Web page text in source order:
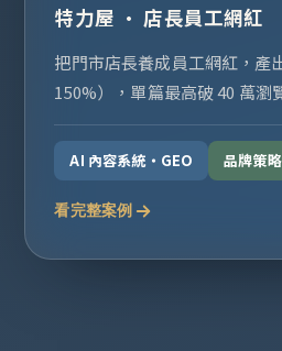
特力屋 · 店長員工網紅
把門市店長養成員工網紅，產
150%），單篇最高破 40 萬瀏
AI 內容系統・GEO 品牌策
看完整案例